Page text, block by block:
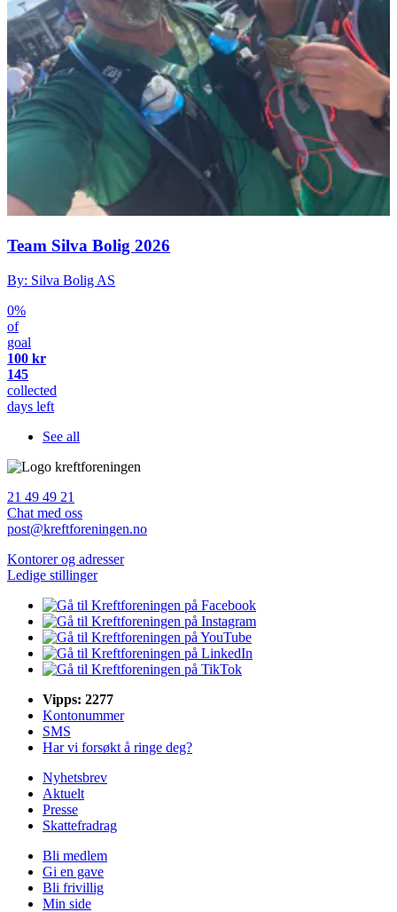
Team Silva Bolig 2026
By: Silva Bolig AS
0%
of
goal
100 kr
145
collected
days left
See all
21 49 49 21
Chat med oss
post@kreftforeningen.no
Kontorer og adresser
Ledige stillinger
Vipps: 2277
Kontonummer
SMS
Har vi forsøkt å ringe deg?
Nyhetsbrev
Aktuelt
Presse
Skattefradrag
Bli medlem
Gi en gave
Bli frivillig
Min side